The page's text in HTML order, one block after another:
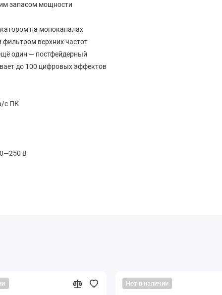
запасом мощности
на моноканалах
верхних частот
один — постфейдерный
до 100 цифровых эффектов
с ПК
В
Нет в наличии